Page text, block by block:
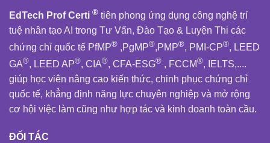
EdTech Prof Certi ® tiên phong ứng dụng công nghệ trí
tuệ nhân tạo AI trong Tư Vấn, Đào Tạo & Luyện Thi các
chứng chỉ quốc tế PfMP® ,PgMP®,PMP®, PMI-CP®, LEED
GA®, LEED AP®, CIA®, CFA-ESG® , FCCM®, IELTS,....
giúp học viên nâng cao kiến thức, chinh phục chứng chỉ
quốc tế, khẳng định năng lực chuyên nghiệp và mở rộng
cơ hội việc làm cũng như hợp tác và kinh doanh toàn cầu.
ĐỐI TÁC